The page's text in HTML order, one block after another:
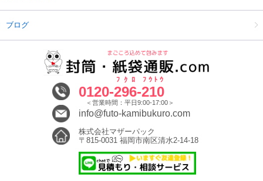
ブログ
0120-296
ﾌｸﾛ
-210
ﾌｳﾄｳ
＜営業時間：平日9:00-17:00＞
info@futo-kamibukuro.com
株式会社マザーパック
〒815-0031 福岡市南区清水2-14-18